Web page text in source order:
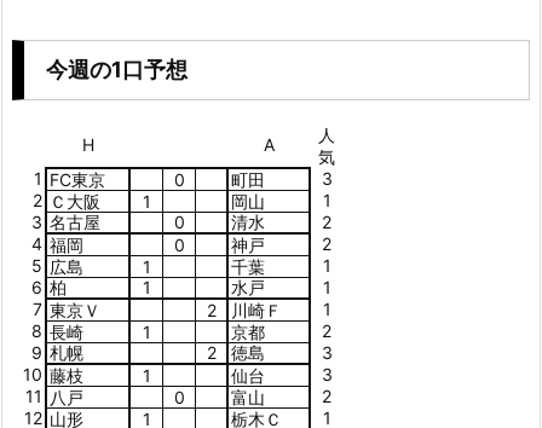
今週の1口予想
H A
人
気
1 FC東京 0 町田
3
2 Ｃ大阪 1 岡山
1
3 名古屋 0 清水
2
4 福岡 0 神戸
2
5 広島 1 千葉
1
6 柏 1 水戸
1
7 東京Ｖ 2 川崎Ｆ
1
8 長崎 1 京都
2
9 札幌 2 徳島
3
10 藤枝 1 仙台
3
11 八戸 0 富山
2
12 山形 1 栃木Ｃ 1